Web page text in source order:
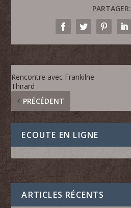
PARTAGER:
Rencontre avec Frankilne
Thirard
PRÉCÉDENT
ECOUTE EN LIGNE
ARTICLES RÉCENTS